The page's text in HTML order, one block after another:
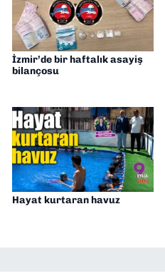
İzmir’de bir haftalık asayiş
bilançosu
Hayat kurtaran havuz